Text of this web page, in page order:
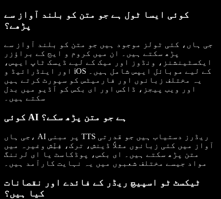
کوئی ایسا ٹول ہے جو متن کو بلند آواز سے
پڑھے؟
جی ہاں، کئی ٹولز موجود ہیں جو متن کو بلند آواز سے
پڑھ سکتے ہیں۔ ان میں کروم و ایج کے براؤزر
ایکسٹینشنز، ونڈوز اور میک کے لیے ڈیسک ٹاپ ایپس،
اور اینڈرائیڈ و iOS کے لیے موبائل ایپس شامل ہیں۔
یہ مختلف زبانوں اور فارمیٹس کو سپورٹ کرتے ہیں
اور ویب پیجز، ڈاکس اور ای بکس کو آڈیو میں بدل
سکتے ہیں۔
کوئی AI ہے جو متن پڑھ سکے؟
جی ہاں، AI پر مبنی TTS ریڈرز دستیاب ہیں جو قدرتی
آواز میں کئی زبانوں مثلاً ڈینش، ترک، فِنِّش وغیرہ میں
متن پڑھ سکتے ہیں۔ ای بکس، پوڈکاسٹ یا ای لرننگ
مواد جیسے مختلف شعبوں میں یہ نہایت کارآمد ہیں۔
ٹیکسٹ ٹو اسپیچ ریڈر کے فائدے اور نقصانات
کیا ہیں؟